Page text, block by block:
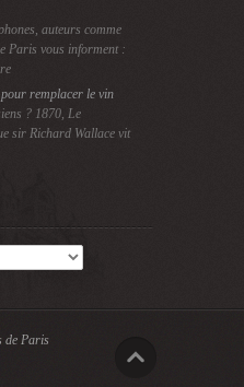
auteurs comme
Paris vous informent :
remplacer le vin
? 1870, Le
sir Richard Wallace vit
de Paris